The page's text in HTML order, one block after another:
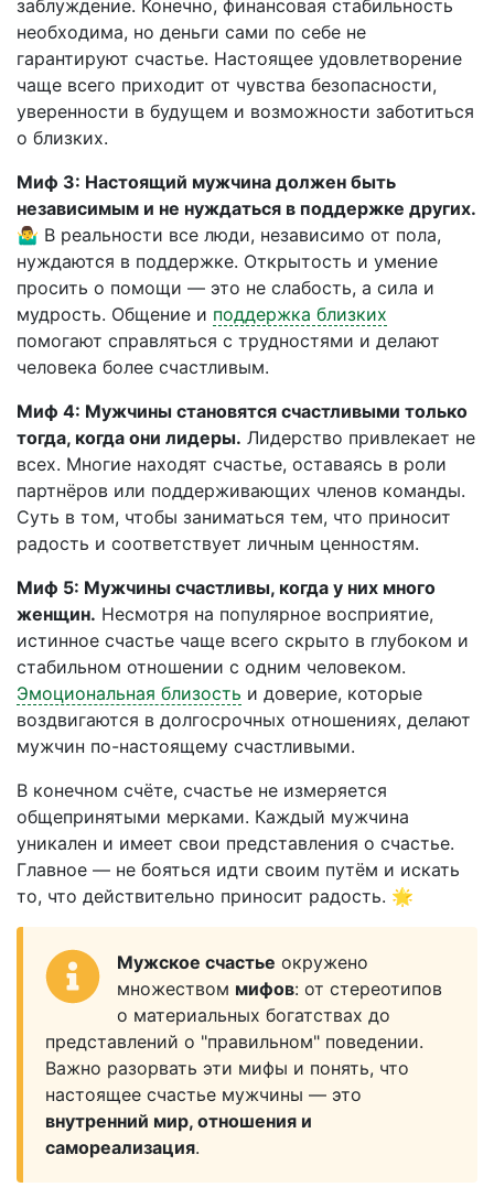
заблуждение. Конечно, финансовая стабильность
необходима, но деньги сами по себе не
гарантируют счастье. Настоящее удовлетворение
чаще всего приходит от чувства безопасности,
уверенности в будущем и возможности заботиться
о близких.
Миф 3: Настоящий мужчина должен быть
независимым и не нуждаться в поддержке других.
🤷‍♂️ В реальности все люди, независимо от пола,
нуждаются в поддержке. Открытость и умение
просить о помощи — это не слабость, а сила и
мудрость. Общение и поддержка близких
помогают справляться с трудностями и делают
человека более счастливым.
Миф 4: Мужчины становятся счастливыми только
тогда, когда они лидеры. Лидерство привлекает не
всех. Многие находят счастье, оставаясь в роли
партнёров или поддерживающих членов команды.
Суть в том, чтобы заниматься тем, что приносит
радость и соответствует личным ценностям.
Миф 5: Мужчины счастливы, когда у них много
женщин. Несмотря на популярное восприятие,
истинное счастье чаще всего скрыто в глубоком и
стабильном отношении с одним человеком.
Эмоциональная близость и доверие, которые
воздвигаются в долгосрочных отношениях, делают
мужчин по-настоящему счастливыми.
В конечном счёте, счастье не измеряется
общепринятыми мерками. Каждый мужчина
уникален и имеет свои представления о счастье.
Главное — не бояться идти своим путём и искать
то, что действительно приносит радость. 🌟
Мужское счастье окружено
множеством мифов: от стереотипов
о материальных богатствах до
представлений о "правильном" поведении.
Важно разорвать эти мифы и понять, что
настоящее счастье мужчины — это
внутренний мир, отношения и
самореализация.